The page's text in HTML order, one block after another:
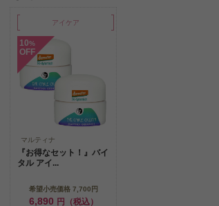
アイケア
10%
OFF
マルティナ
『お得なセット！』バイ
タル アイ...
希望小売価格 7,700円
6,890 円（税込）